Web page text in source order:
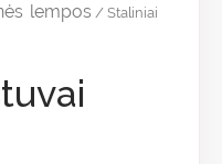
lempos / Staliniai